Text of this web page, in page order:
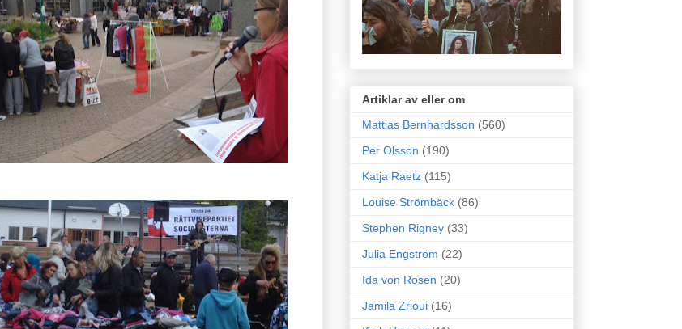
Artiklar av eller om
Mattias Bernhardsson (560)
Per Olsson (190)
Katja Raetz (115)
Louise Strömbäck (86)
Stephen Rigney (33)
Julia Engström (22)
Ida von Rosen (20)
Jamila Zrioui (16)